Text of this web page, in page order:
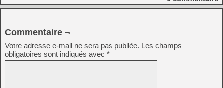
Commentaire ¬
Votre adresse e-mail ne sera pas publiée. Les champs
obligatoires sont indiqués avec *